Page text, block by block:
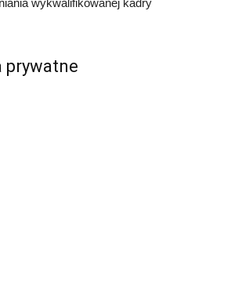
wykwalifikowanej kadry
prywatne